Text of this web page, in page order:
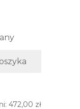
472,00 zł